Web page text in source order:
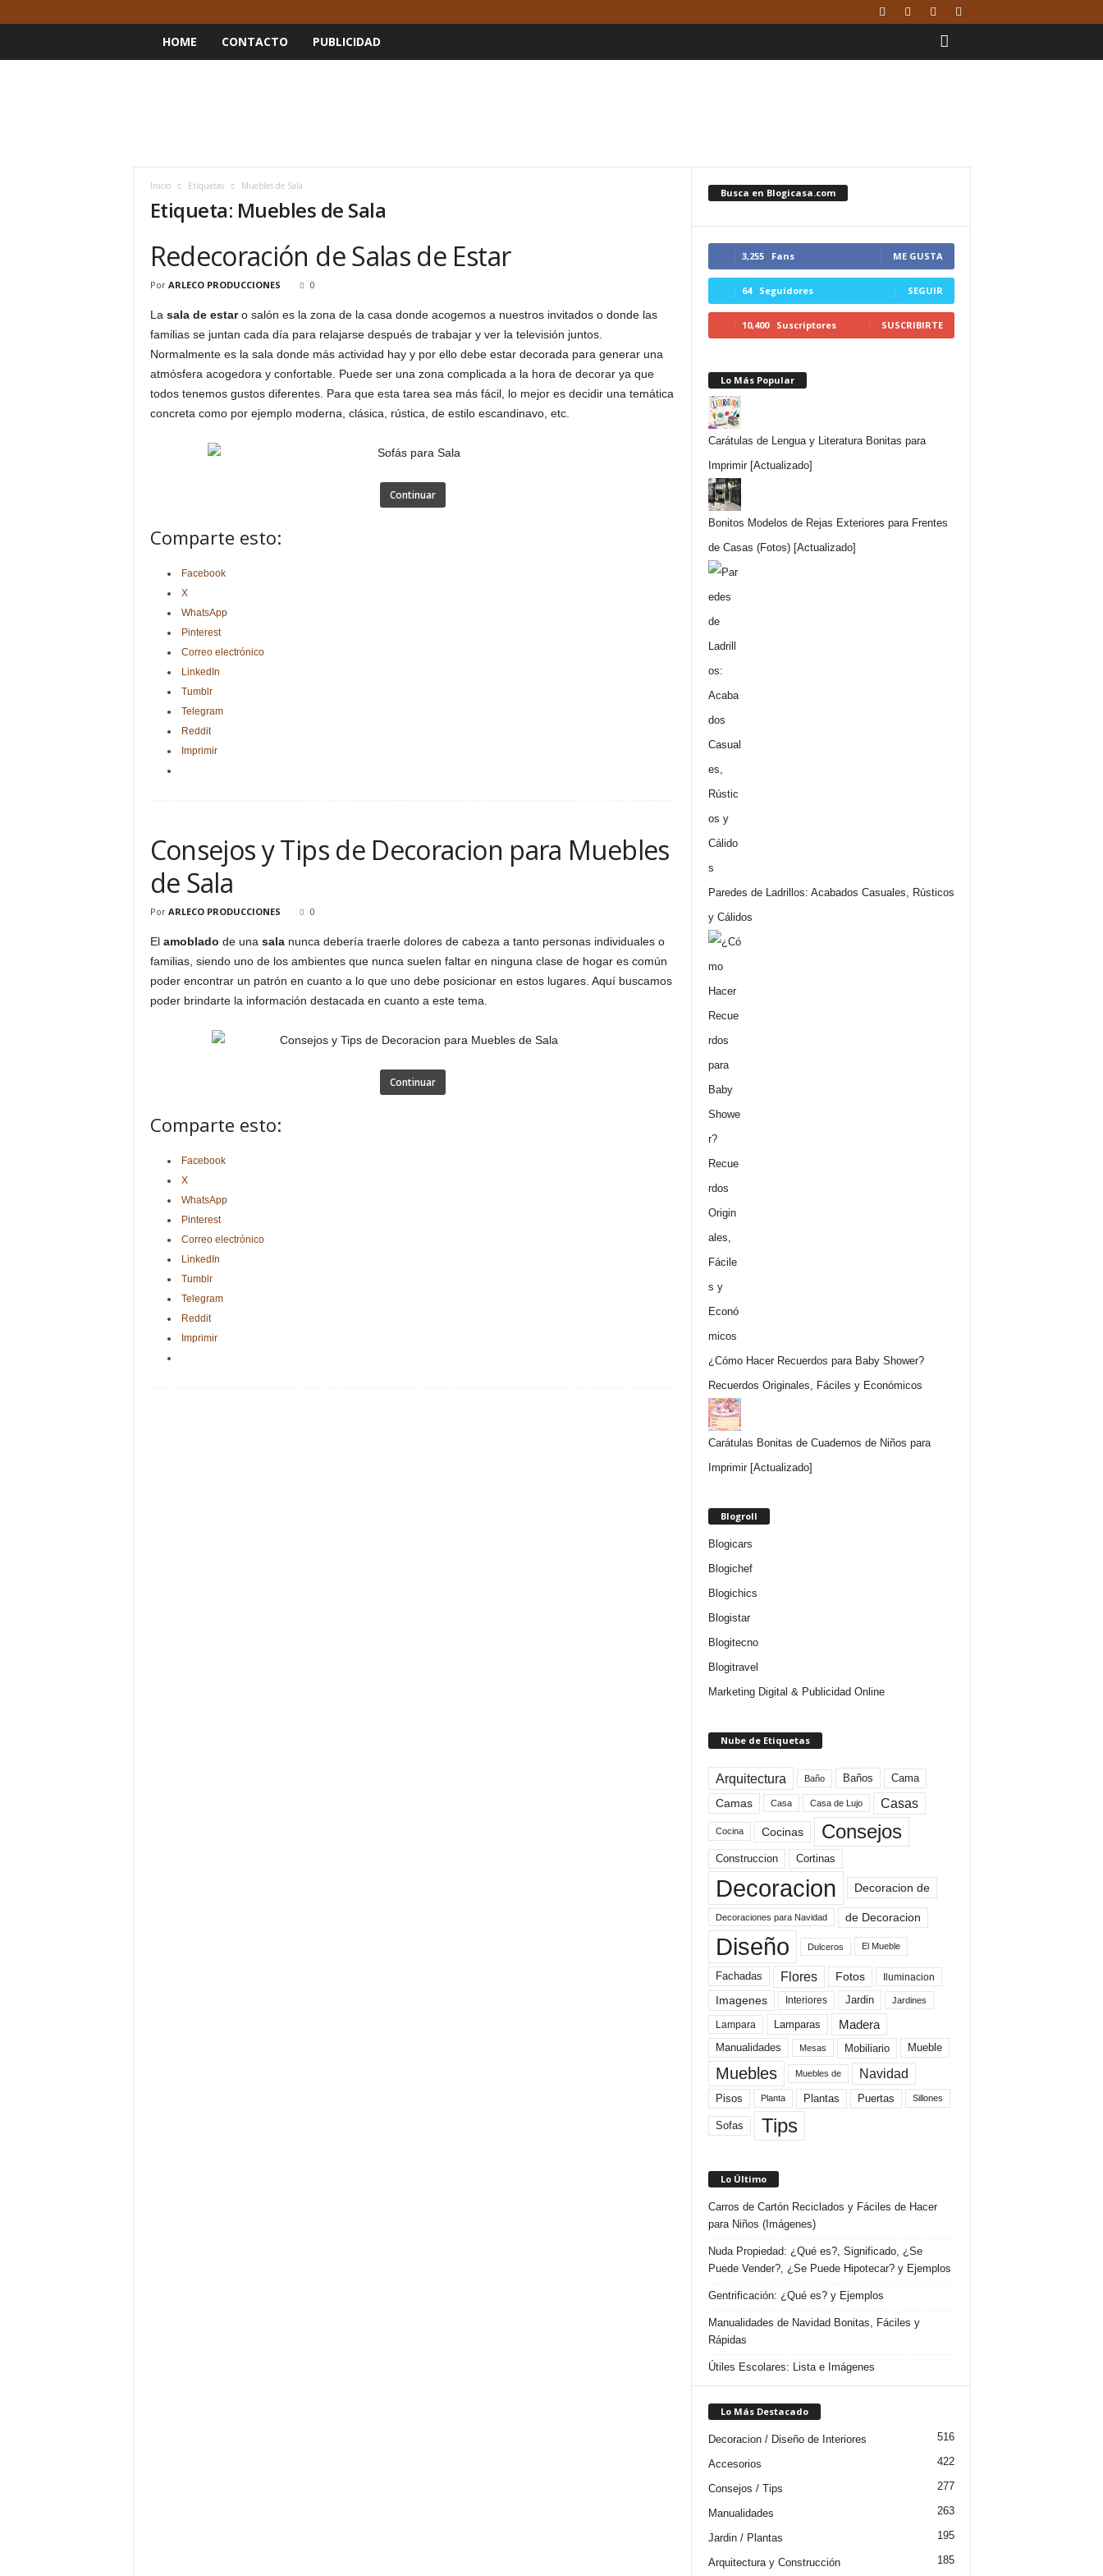
HOME CONTACTO PUBLICIDAD
Inicio Etiquetas Muebles de Sala
Etiqueta: Muebles de Sala
Redecoración de Salas de Estar
Por ARLECO PRODUCCIONES 0
La sala de estaro salón es la zona de la casa donde acogemos a nuestros invitados o donde las
familias se juntan cada día para relajarse después de trabajar y ver la televisión juntos.
Normalmente es la sala donde más actividad hay y por ello debe estar decorada para generar una
atmósfera acogedora y confortable. Puede ser una zona complicada a la hora de decorar ya que
todos tenemos gustos diferentes. Para que esta tarea sea más fácil, lo mejor es decidir una temática
concreta como por ejemplo moderna, clásica, rústica, de estilo escandinavo, etc.
Continuar
Comparte esto:
Facebook
X
WhatsApp
Pinterest
Correo electrónico
LinkedIn
Tumblr
Telegram
Reddit
Imprimir
Consejos y Tips de Decoracion para Muebles
de Sala
Por ARLECO PRODUCCIONES 0
El amoblado de una salanunca debería traerle dolores de cabeza a tanto personas individuales o
familias, siendo uno de los ambientes que nunca suelen faltar en ninguna clase de hogar es común
poder encontrar un patrón en cuanto a lo que uno debe posicionar en estos lugares. Aquí buscamos
poder brindarte la información destacada en cuanto a este tema.
Continuar
Comparte esto:
Facebook
X
WhatsApp
Pinterest
Correo electrónico
LinkedIn
Tumblr
Telegram
Reddit
Imprimir
Busca en Blogicasa.com
3,255 Fans ME GUSTA
64 Seguidores SEGUIR
10,400 Suscriptores SUSCRIBIRTE
Lo Más Popular
Carátulas de Lengua y Literatura Bonitas para
Imprimir [Actualizado]
Bonitos Modelos de Rejas Exteriores para Frentes
de Casas (Fotos) [Actualizado]
Paredes de Ladrillos: Acabados Casuales, Rústicos
y Cálidos
¿Cómo Hacer Recuerdos para Baby Shower?
Recuerdos Originales, Fáciles y Económicos
Carátulas Bonitas de Cuadernos de Niños para
Imprimir [Actualizado]
Blogroll
Blogicars
Blogichef
Blogichics
Blogistar
Blogitecno
Blogitravel
Marketing Digital & Publicidad Online
Nube de Etiquetas
Arquitectura Baño Baños Cama
Camas Casa Casa de Lujo Casas
Cocina Cocinas Consejos
Construccion Cortinas
Decoracion Decoracion de
Decoraciones para Navidad de Decoracion
Diseño Dulceros El Mueble
Fachadas Flores Fotos Iluminacion
Imagenes Interiores Jardin Jardines
Lampara Lamparas Madera
Manualidades Mesas Mobiliario Mueble
Muebles Muebles de Navidad
Pisos Planta Plantas Puertas Sillones
Sofas Tips
Lo Último
Carros de Cartón Reciclados y Fáciles de Hacer
para Niños (Imágenes)
Nuda Propiedad: ¿Qué es?, Significado, ¿Se
Puede Vender?, ¿Se Puede Hipotecar? y Ejemplos
Gentrificación: ¿Qué es? y Ejemplos
Manualidades de Navidad Bonitas, Fáciles y
Rápidas
Útiles Escolares: Lista e Imágenes
Lo Más Destacado
Decoracion / Diseño de Interiores 516
Accesorios 422
Consejos / Tips 277
Manualidades 263
Jardin / Plantas 195
Arquitectura y Construcción 185